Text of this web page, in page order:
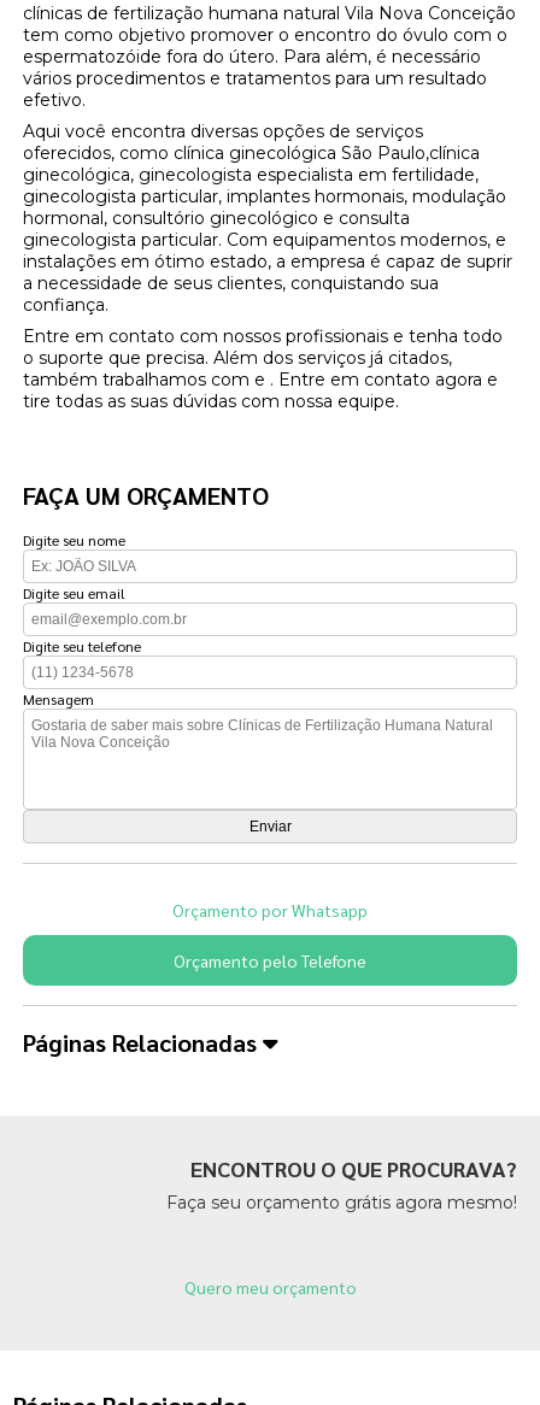
clínicas de fertilização humana natural Vila Nova Conceição
tem como objetivo promover o encontro do óvulo com o
espermatozóide fora do útero. Para além, é necessário
vários procedimentos e tratamentos para um resultado
efetivo.
Aqui você encontra diversas opções de serviços
oferecidos, como clínica ginecológica São Paulo,clínica
ginecológica, ginecologista especialista em fertilidade,
ginecologista particular, implantes hormonais, modulação
hormonal, consultório ginecológico e consulta
ginecologista particular. Com equipamentos modernos, e
instalações em ótimo estado, a empresa é capaz de suprir
a necessidade de seus clientes, conquistando sua
confiança.
Entre em contato com nossos profissionais e tenha todo
o suporte que precisa. Além dos serviços já citados,
também trabalhamos com e . Entre em contato agora e
tire todas as suas dúvidas com nossa equipe.
FAÇA UM ORÇAMENTO
Digite seu nome
Digite seu email
Digite seu telefone
Mensagem
Orçamento por Whatsapp
Orçamento pelo Telefone
Páginas Relacionadas
ENCONTROU O QUE PROCURAVA?
Faça seu orçamento grátis agora mesmo!
Quero meu orçamento